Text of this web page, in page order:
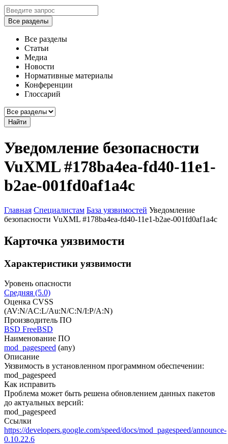
Все разделы
Все разделы
Статьи
Медиа
Новости
Нормативные материалы
Конференции
Глоссарий
Найти
Уведомление безопасности
VuXML #178ba4ea-fd40-11e1-
b2ae-001fd0af1a4c
Главная Специалистам База уязвимостей Уведомление
безопасности VuXML #178ba4ea-fd40-11e1-b2ae-001fd0af1a4c
Карточка уязвимости
Характеристики уязвимости
Уровень опасности
Средняя (5.0)
Оценка CVSS
(AV:N/AC:L/Au:N/C:N/I:P/A:N)
Производитель ПО
BSD FreeBSD
Наименование ПО
mod_pagespeed (any)
Описание
Уязвимость в установленном программном обеспечении:
mod_pagespeed
Как исправить
Проблема может быть решена обновлением данных пакетов
до актуальных версий:
mod_pagespeed
Ссылки
https://developers.google.com/speed/docs/mod_pagespeed/announce-
0.10.22.6